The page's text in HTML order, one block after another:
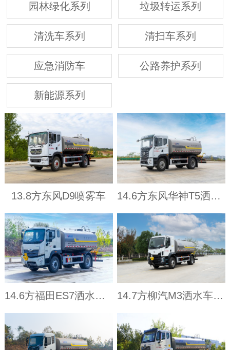
园林绿化系列 垃圾转运系列
清洗车系列 清扫车系列
应急消防车 公路养护系列
新能源系列
13.8方东风D9喷雾车 14.6方东风华神T5洒水车（3950）
14.6方福田ES7洒水车（3950） 14.7方柳汽M3洒水车（3950）